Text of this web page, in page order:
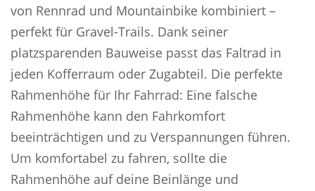
von Rennrad und Mountainbike kombiniert –
perfekt für Gravel-Trails. Dank seiner
platzsparenden Bauweise passt das Faltrad in
jeden Kofferraum oder Zugabteil. Die perfekte
Rahmenhöhe für Ihr Fahrrad: Eine falsche
Rahmenhöhe kann den Fahrkomfort
beeinträchtigen und zu Verspannungen führen.
Um komfortabel zu fahren, sollte die
Rahmenhöhe auf deine Beinlänge und